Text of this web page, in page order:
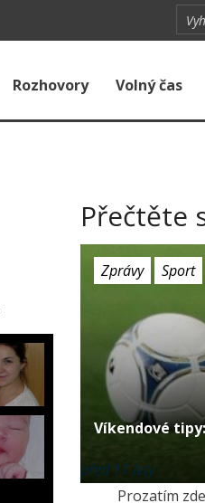
Rozhovory Volný čas
Přečtěte
Zprávy Sport
Víkendové
před 11 lety
Prozatím